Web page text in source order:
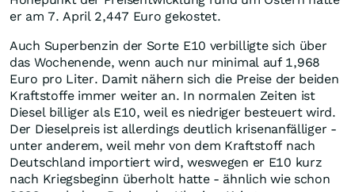
er am 7. April 2,447 Euro gekostet.
Auch Superbenzin der Sorte E10 verbilligte sich über
das Wochenende, wenn auch nur minimal auf 1,968
Euro pro Liter. Damit nähern sich die Preise der beiden
Kraftstoffe immer weiter an. In normalen Zeiten ist
Diesel billiger als E10, weil es niedriger besteuert wird.
Der Dieselpreis ist allerdings deutlich krisenanfälliger -
unter anderem, weil mehr von dem Kraftstoff nach
Deutschland importiert wird, weswegen er E10 kurz
nach Kriegsbeginn überholt hatte - ähnlich wie schon